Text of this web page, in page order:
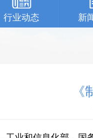
行业动态 新